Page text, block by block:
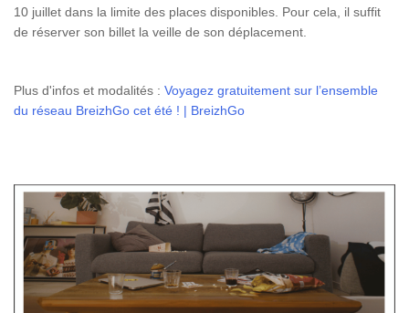
10 juillet dans la limite des places disponibles. Pour cela, il suffit
de réserver son billet la veille de son déplacement.
Plus d'infos et modalités : Voyagez gratuitement sur l’ensemble
du réseau BreizhGo cet été ! | BreizhGo